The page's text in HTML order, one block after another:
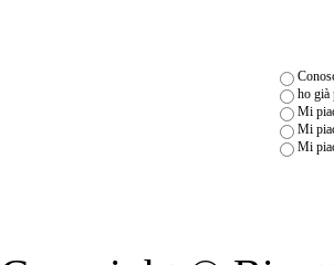
ho già
Mi
Mi
Mi